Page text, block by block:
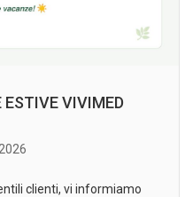
ESTIVE VIVIMED
clienti, vi informiamo